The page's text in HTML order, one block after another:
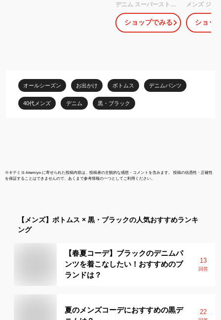
デニム スーパーストレ
ッチ スキニーパンツ テ
ーパード ジーンズ メン
ズファッション チノパ
ェネレス
ショップでみる
メンズ ジー
ジ スキニー
ズ Gパン メ
ー ジーンズ
ョン マイノ
ショッ
オールシーズン お出かけ ボトムス デニムパンツ
40代メンズ デニム 黒・ブラック
※キテミヨ-kitemiyo-に寄せられた投稿内容は、投稿者の主観的な感想・コメントを含みます。 投稿の信憑性・正確性
を保証することはできませんので、あくまで参考情報の一つとしてご利用ください。
【メンズ】 ボトムス × 黒・ブラックの人気おすすめランキ
ング
【春夏コーデ】ブラックのデニムパ
ンツを着こなしたい！おすすめのブ
ランドは？
13
回答
夏のメンズコーデにおすすめの黒デ
22